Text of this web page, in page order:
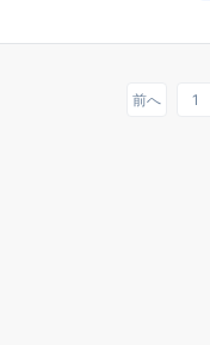
前へ 1